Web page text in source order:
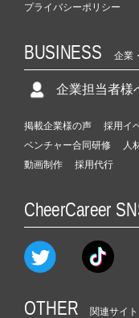
プライバシーポリシー
BUSINESS 企業
企業担当者様
掲載企業様の声 採用イ
ベンチャー合同研修
人
動画制作
採用代行
CheerCareer
OTHER 関連サイト